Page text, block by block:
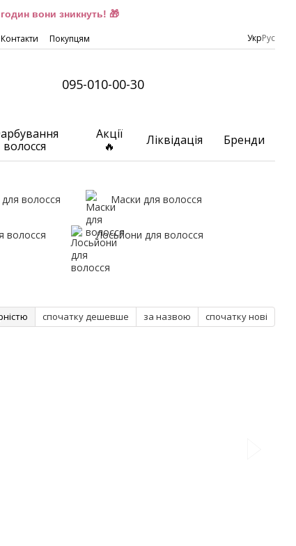
вони зникнуть! 🎁
Контакти Покупцям УкрРус
095-010-00-30
волосся
Акції
🔥
Ліквідація Бренди
волосся Маски для волосся
волосся Лосьйони для волосся
спочатку дешевше за назвою спочатку нові